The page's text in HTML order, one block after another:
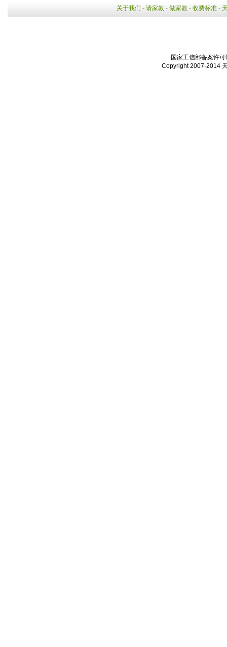
关于我们 - 请家教- 做家教- 收费标准-
国家工信部备案许
Copyright 2007-2014